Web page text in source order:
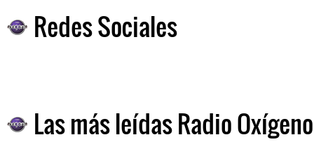
Redes Sociales
Las más leídas Radio Oxígeno